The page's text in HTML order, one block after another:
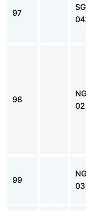
97
98
02
99
03